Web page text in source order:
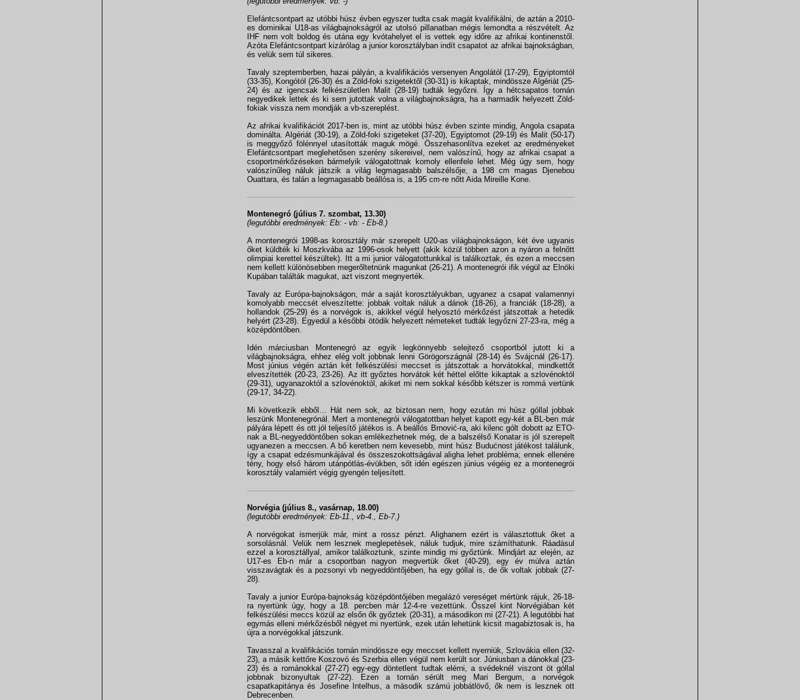
Elefántcsontpart az utóbbi húsz évben egyszer tudta csak magát kvalifikálni, de aztán a 2010-
es dominikai U18-as világbajnokságról az utolsó pillanatban mégis lemondta a részvételt. Az
IHF nem volt boldog és utána egy kvótahelyet el is vettek egy időre az afrikai kontinenstől.
Azóta Elefántcsontpart kizárólag a junior korosztályban indít csapatot az afrikai bajnokságban,
és velük sem túl sikeres.
Tavaly szeptemberben, hazai pályán, a kvalifikációs versenyen Angolától (17-29), Egyiptomtól
(33-35), Kongótól (26-30) és a Zöld-foki szigetektől (30-31) is kikaptak, mindössze Algériát (25-
24) és az igencsak felkészületlen Malit (28-19) tudták legyőzni. Így a hétcsapatos tornán
negyedikek lettek és ki sem jutottak volna a világbajnokságra, ha a harmadik helyezett Zöld-
fokiak vissza nem mondják a vb-szereplést.
Az afrikai kvalifikációt 2017-ben is, mint az utóbbi húsz évben szinte mindig, Angola csapata
dominálta. Algériát (30-19), a Zöld-foki szigeteket (37-20), Egyiptomot (29-19) és Malit (50-17)
is meggyőző fölénnyel utasították maguk mögé. Összehasonlítva ezeket az eredményeket
Elefántcsontpart meglehetősen szerény sikereivel, nem valószínű, hogy az afrikai csapat a
csoportmérkőzéseken bármelyik válogatottnak komoly ellenfele lehet. Még úgy sem, hogy
valószínűleg náluk játszik a világ legmagasabb balszélsője, a 198 cm magas Djenebou
Ouattara, és talán a legmagasabb beállósa is, a 195 cm-re nőtt Aida Mireille Kone.
Montenegró (július 7. szombat, 13.30)
(legutóbbi eredmények: Eb: - vb: - Eb-8.)
A montenegrói 1998-as korosztály már szerepelt U20-as világbajnokságon, két éve ugyanis
őket küldték ki Moszkvába az 1996-osok helyett (akik közül többen azon a nyáron a felnőtt
olimpiai kerettel készültek). Itt a mi junior válogatottunkkal is találkoztak, és ezen a meccsen
nem kellett különösebben megerőltetnünk magunkat (26-21). A montenegrói ifik végül az Elnöki
Kupában találták magukat, azt viszont megnyerték.
Tavaly az Európa-bajnokságon, már a saját korosztályukban, ugyanez a csapat valamennyi
komolyabb meccsét elveszítette: jobbak voltak náluk a dánok (18-26), a franciák (18-28), a
hollandok (25-29) és a norvégok is, akikkel végül helyosztó mérkőzést játszottak a hetedik
helyért (23-28). Egyedül a későbbi ötödik helyezett németeket tudták legyőzni 27-23-ra, még a
középdöntőben.
Idén márciusban Montenegró az egyik legkönnyebb selejtező csoportból jutott ki a
világbajnokságra, ehhez elég volt jobbnak lenni Görögországnál (28-14) és Svájcnál (26-17).
Most június végén aztán két felkészülési meccset is játszottak a horvátokkal, mindkettőt
elveszítették (20-23, 23-26). Az itt győztes horvátok két héttel előtte kikaptak a szlovénoktól
(29-31), ugyanazoktól a szlovénoktól, akiket mi nem sokkal később kétszer is rommá vertünk
(29-17, 34-22).
Mi következik ebből… Hát nem sok, az biztosan nem, hogy ezután mi húsz góllal jobbak
leszünk Montenegrónál. Mert a montenegrói válogatottban helyet kapott egy-két a BL-ben már
pályára lépett és ott jól teljesítő játékos is. A beállós Brnović-ra, aki kilenc gólt dobott az ETO-
nak a BL-negyeddöntőben sokan emlékezhetnek még, de a balszélső Konatar is jól szerepelt
ugyanezen a meccsen. A bő keretben nem kevesebb, mint húsz Budućnost játékost találunk,
így a csapat edzésmunkájával és összeszokottságával aligha lehet probléma; ennek ellenére
tény, hogy első három utánpótlás-évükben, sőt idén egészen június végéig ez a montenegrói
korosztály valamiért végig gyengén teljesített.
Norvégia (július 8., vasárnap, 18.00)
(legutóbbi eredmények: Eb-11., vb-4., Eb-7.)
A norvégokat ismerjük már, mint a rossz pénzt. Alighanem ezért is választottuk őket a
sorsolásnál. Velük nem lesznek meglepetések, náluk tudjuk, mire számíthatunk. Ráadásul
ezzel a korosztállyal, amikor találkoztunk, szinte mindig mi győztünk. Mindjárt az elején, az
U17-es Eb-n már a csoportban nagyon megvertük őket (40-29), egy év múlva aztán
visszavágtak és a pozsonyi vb negyeddöntőjében, ha egy góllal is, de ők voltak jobbak (27-
28).
Tavaly a junior Európa-bajnokság középdöntőjében megalázó vereséget mértünk rájuk, 26-18-
ra nyertünk úgy, hogy a 18. percben már 12-4-re vezettünk. Ősszel kint Norvégiában két
felkészülési meccs közül az elsőn ők győztek (20-31), a másodikon mi (27-21). A legutóbbi hat
egymás elleni mérkőzésből négyet mi nyertünk, ezek után lehetünk kicsit magabiztosak is, ha
újra a norvégokkal játszunk.
Tavasszal a kvalifikációs tornán mindössze egy meccset kellett nyerniük, Szlovákia ellen (32-
23), a másik kettőre Koszovó és Szerbia ellen végül nem került sor. Júniusban a dánokkal (23-
23) és a románokkal (27-27) egy-egy döntetlent tudtak elérni, a svédeknél viszont öt góllal
jobbnak bizonyultak (27-22). Ezen a tornán sérült meg Mari Bergum, a norvégok
csapatkapitánya és Josefine Intelhus, a második számú jobbátlövő, ők nem is lesznek ott
Debrecenben.